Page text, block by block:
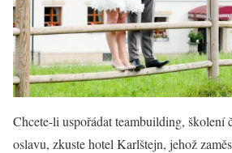
Chcete-li uspořádat teambuilding, školení
oslavu, zkuste hotel Karlštejn, jehož